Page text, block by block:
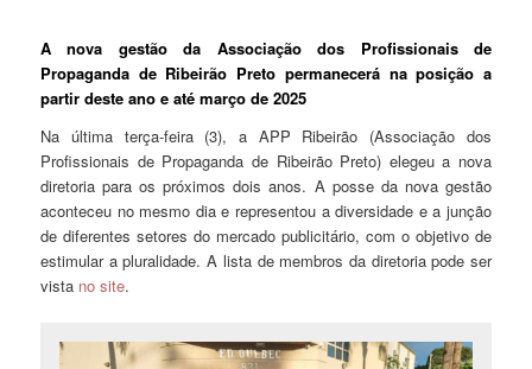
A nova gestão da Associação dos Profissionais de
Propaganda de Ribeirão Preto permanecerá na posição a
partir deste ano e até março de 2025
Na última terça-feira (3), a APP Ribeirão (Associação dos
Profissionais de Propaganda de Ribeirão Preto) elegeu a nova
diretoria para os próximos dois anos. A posse da nova gestão
aconteceu no mesmo dia e representou a diversidade e a junção
de diferentes setores do mercado publicitário, com o objetivo de
estimular a pluralidade. A lista de membros da diretoria pode ser
vista no site.